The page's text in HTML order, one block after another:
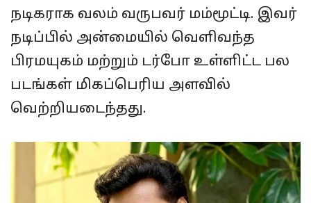
நடிகராக வலம் வருபவர் மம்மூட்டி. இவர்
நடிப்பில் அன்மையில் வெளிவந்த
பிரமயுகம் மற்றும் டர்போ உள்ளிட்ட பல
படங்கள் மிகப்பெரிய அளவில்
வெற்றியடைந்தது.